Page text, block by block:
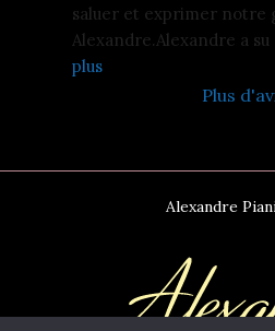
saluer et exprimer notre
Alexandre.Alexandre a
plus
Plus
Alexandre